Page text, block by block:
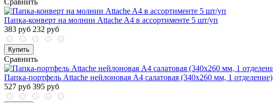
Сравнить
Папка-конверт на молнии Аttache A4 в ассортименте 5 шт/уп
383 руб 232 руб
Купить
Сравнить
Папка-портфель Attache нейлоновая А4 салатовая (340x260 мм, 1 отделение)
527 руб 395 руб